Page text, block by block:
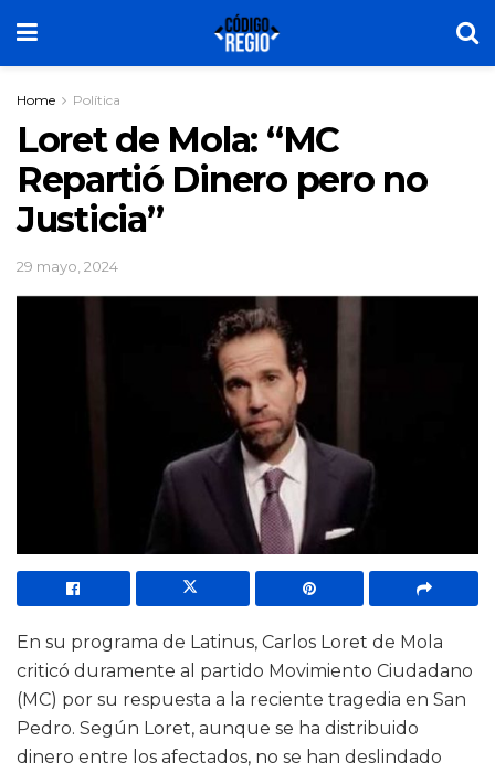
Home Política
Loret de Mola: “MC
Repartió Dinero pero no
Justicia”
29 mayo, 2024
En su programa de Latinus, Carlos Loret de Mola
criticó duramente al partido Movimiento Ciudadano
(MC) por su respuesta a la reciente tragedia en San
Pedro. Según Loret, aunque se ha distribuido
dinero entre los afectados, no se han deslindado